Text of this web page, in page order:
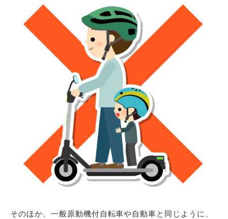
そのほか、一般原動機付自転車や自動車と同じように、